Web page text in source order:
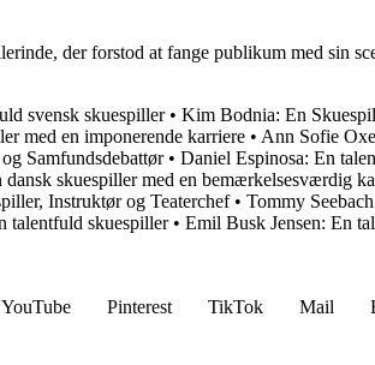
der forstod at fange publikum med sin
svensk skuespiller• Kim Bodnia: En
med en imponerende karriere • Ann Sofie
Samfundsdebattør• Daniel Espinosa: En
dansk skuespiller med en bemærkelsesværdig
Instruktør og Teaterchef• Tommy
talentfuld skuespiller• Emil Busk Jensen: En
YouTube Pinterest TikTok Mail